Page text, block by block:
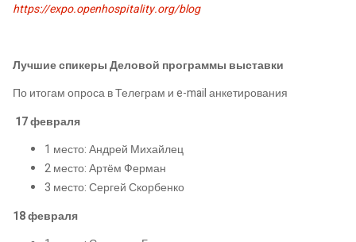
https://expo.openhospitality.org/blog
Лучшие спикеры Деловой программы выставки
По итогам опроса в Телеграм и e-mail анкетирования
17 февраля
1 место: Андрей Михайлец
2 место: Артём Ферман
3 место: Сергей Скорбенко
18 февраля